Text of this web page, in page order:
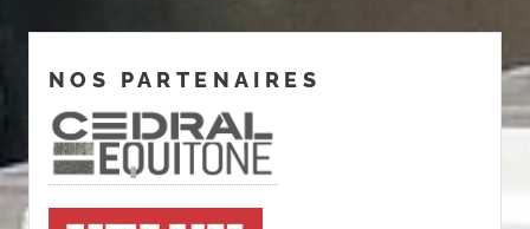
NOS PARTENAIRES